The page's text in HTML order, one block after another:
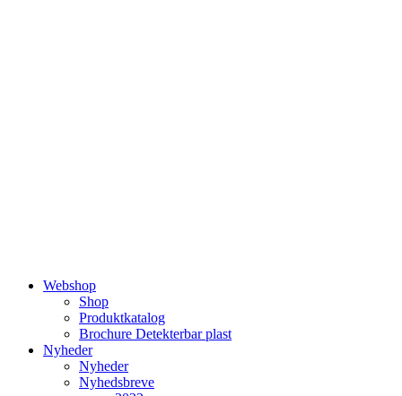
Webshop
Shop
Produktkatalog
Brochure Detekterbar plast
Nyheder
Nyheder
Nyhedsbreve